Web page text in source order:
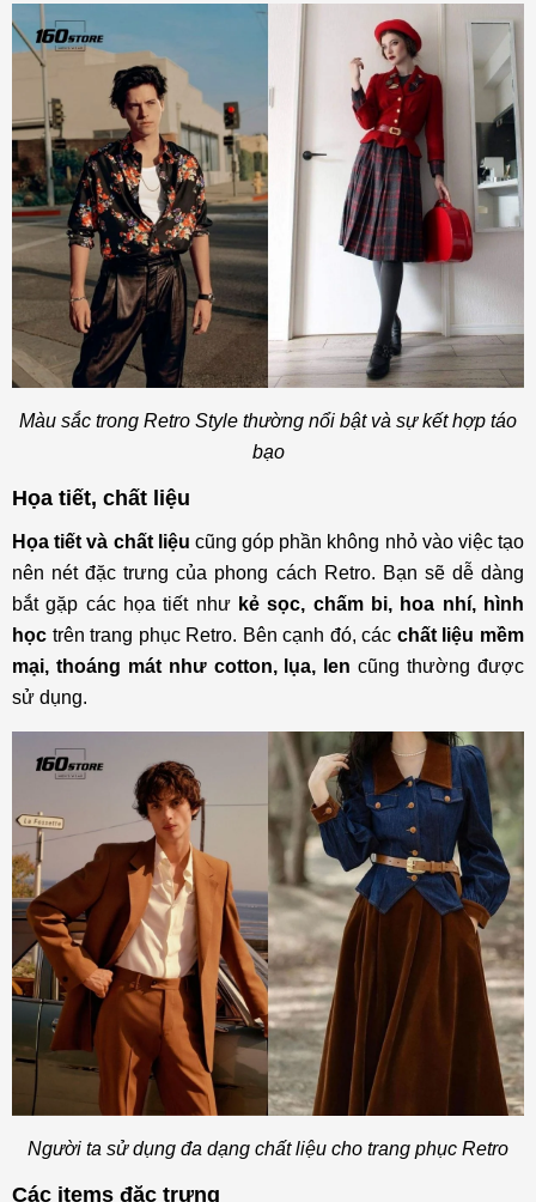
Màu sắc trong Retro Style thường nổi bật và sự kết hợp táo
bạo
Họa tiết, chất liệu
Họa tiết và chất liệu cũng góp phần không nhỏ vào việc tạo
nên nét đặc trưng của phong cách Retro. Bạn sẽ dễ dàng
bắt gặp các họa tiết nhưkẻ sọc, chấm bi, hoa nhí, hình
học trên trang phục Retro. Bên cạnh đó, các chất liệu mềm
mại, thoáng mát như cotton, lụa, lencũng thường được
sử dụng.
Người ta sử dụng đa dạng chất liệu cho trang phục Retro
Các items đặc trưng